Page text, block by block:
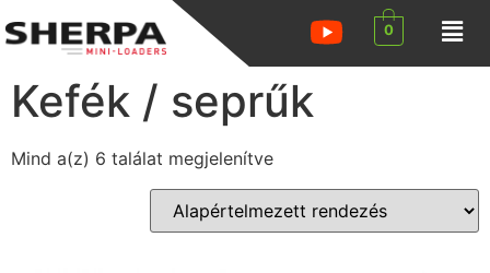
0
Kefék / seprűk
Mind a(z) 6 találat megjelenítve